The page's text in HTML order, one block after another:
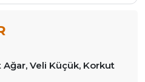
Veli Küçük, Korkut